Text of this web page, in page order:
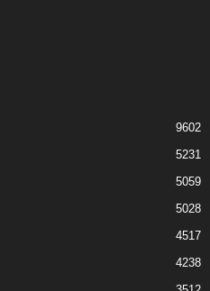
9602
5231
5059
5028
4517
4238